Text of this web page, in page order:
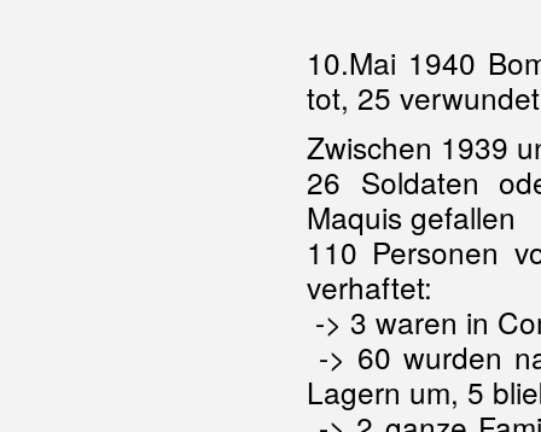
10.Mai 1940
tot, 25 verwundet
Zwischen 1939
26 Soldaten
Maquis gefallen
110 Personen
verhaftet:
-> 3 waren in
-> 60 wurden
Lagern um, 5